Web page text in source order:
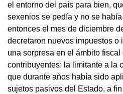
el entorno del país para bien,
sexenios se pedía y no se
entonces el mes de diciembre
decretaron nuevos impuestos o
una sorpresa en el ámbito
contribuyentes: la limitante a la
que durante años había sido
sujetos pasivos del Estado, a